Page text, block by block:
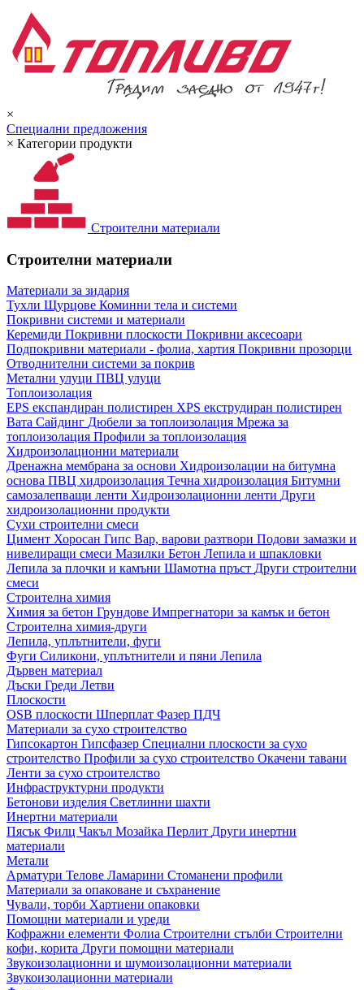
×
Специални предложения
× Категории продукти
Строителни материали
Строителни материали
Материали за зидария
Тухли Щурцове Коминни тела и системи
Покривни системи и материали
Керемиди Покривни плоскости Покривни аксесоари
Подпокривни материали - фолиа, хартия Покривни прозорци
Отводнителни системи за покрив
Метални улуци ПВЦ улуци
Топлоизолация
EPS експандиран полистирен XPS екструдиран полистирен
Вата Сайдинг Дюбели за топлоизолация Мрежа за
топлоизолация Профили за топлоизолация
Хидроизолационни материали
Дренажна мембрана за основи Хидроизолации на битумна
основа ПВЦ хидроизолация Течна хидроизолация Битумни
самозалепващи ленти Хидроизолационни ленти Други
хидроизолационни продукти
Сухи строителни смеси
Цимент Хоросан Гипс Вар, варови разтвори Подови замазки и
нивелиращи смеси Мазилки Бетон Лепила и шпакловки
Лепила за плочки и камъни Шамотна пръст Други строителни
смеси
Строителна химия
Химия за бетон Грундове Импрегнатори за камък и бетон
Строителна химия-други
Лепила, уплътнители, фуги
Фуги Силикони, уплътнители и пяни Лепила
Дървен материал
Дъски Греди Летви
Плоскости
OSB плоскости Шперплат Фазер ПДЧ
Материали за сухо строителство
Гипсокартон Гипсфазер Специални плоскости за сухо
строителство Профили за сухо строителство Окачени тавани
Ленти за сухо строителство
Инфраструктурни продукти
Бетонови изделия Светлинни шахти
Инертни материали
Пясък Филц Чакъл Мозайкa Перлит Други инертни
материали
Метали
Арматури Телове Ламарини Стоманени профили
Материали за опаковане и съхранение
Чували, торби Хартиени опаковки
Помощни материали и уреди
Кофражни елементи Фолиа Строителни стълби Строителни
кофи, корита Други помощни материали
Звукоизолационни и шумоизолационни материали
Звукоизолационни материали